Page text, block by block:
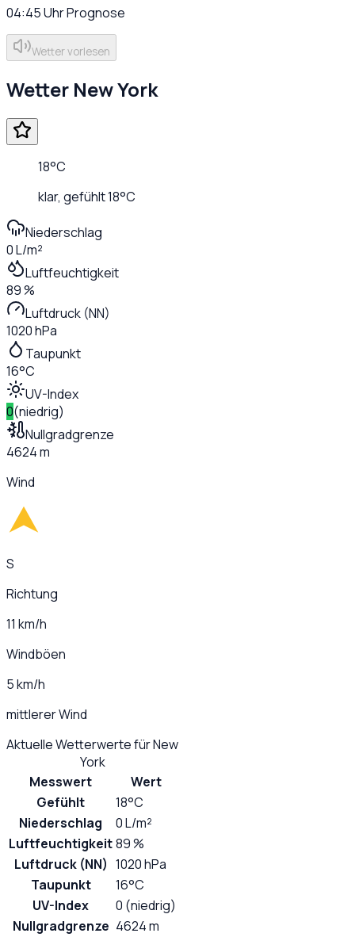
04:45UhrPrognose
Wetter vorlesen
Wetter New York
18°C
klar, gefühlt18°C
Niederschlag
0 L/m²
Luftfeuchtigkeit
89 %
Luftdruck (NN)
1020 hPa
Taupunkt
16°C
UV-Index
0(niedrig)
Nullgradgrenze
4624 m
Wind
S
Richtung
11 km/h
Windböen
5 km/h
mittlerer Wind
Aktuelle Wetterwerte fürNew
York
Messwert
Wert
Gefühlt
18°C
Niederschlag
0 L/m²
Luftfeuchtigkeit89 %
Luftdruck (NN) 1020 hPa
Taupunkt
16°C
UV-Index
0 (niedrig)
Nullgradgrenze 4624 m